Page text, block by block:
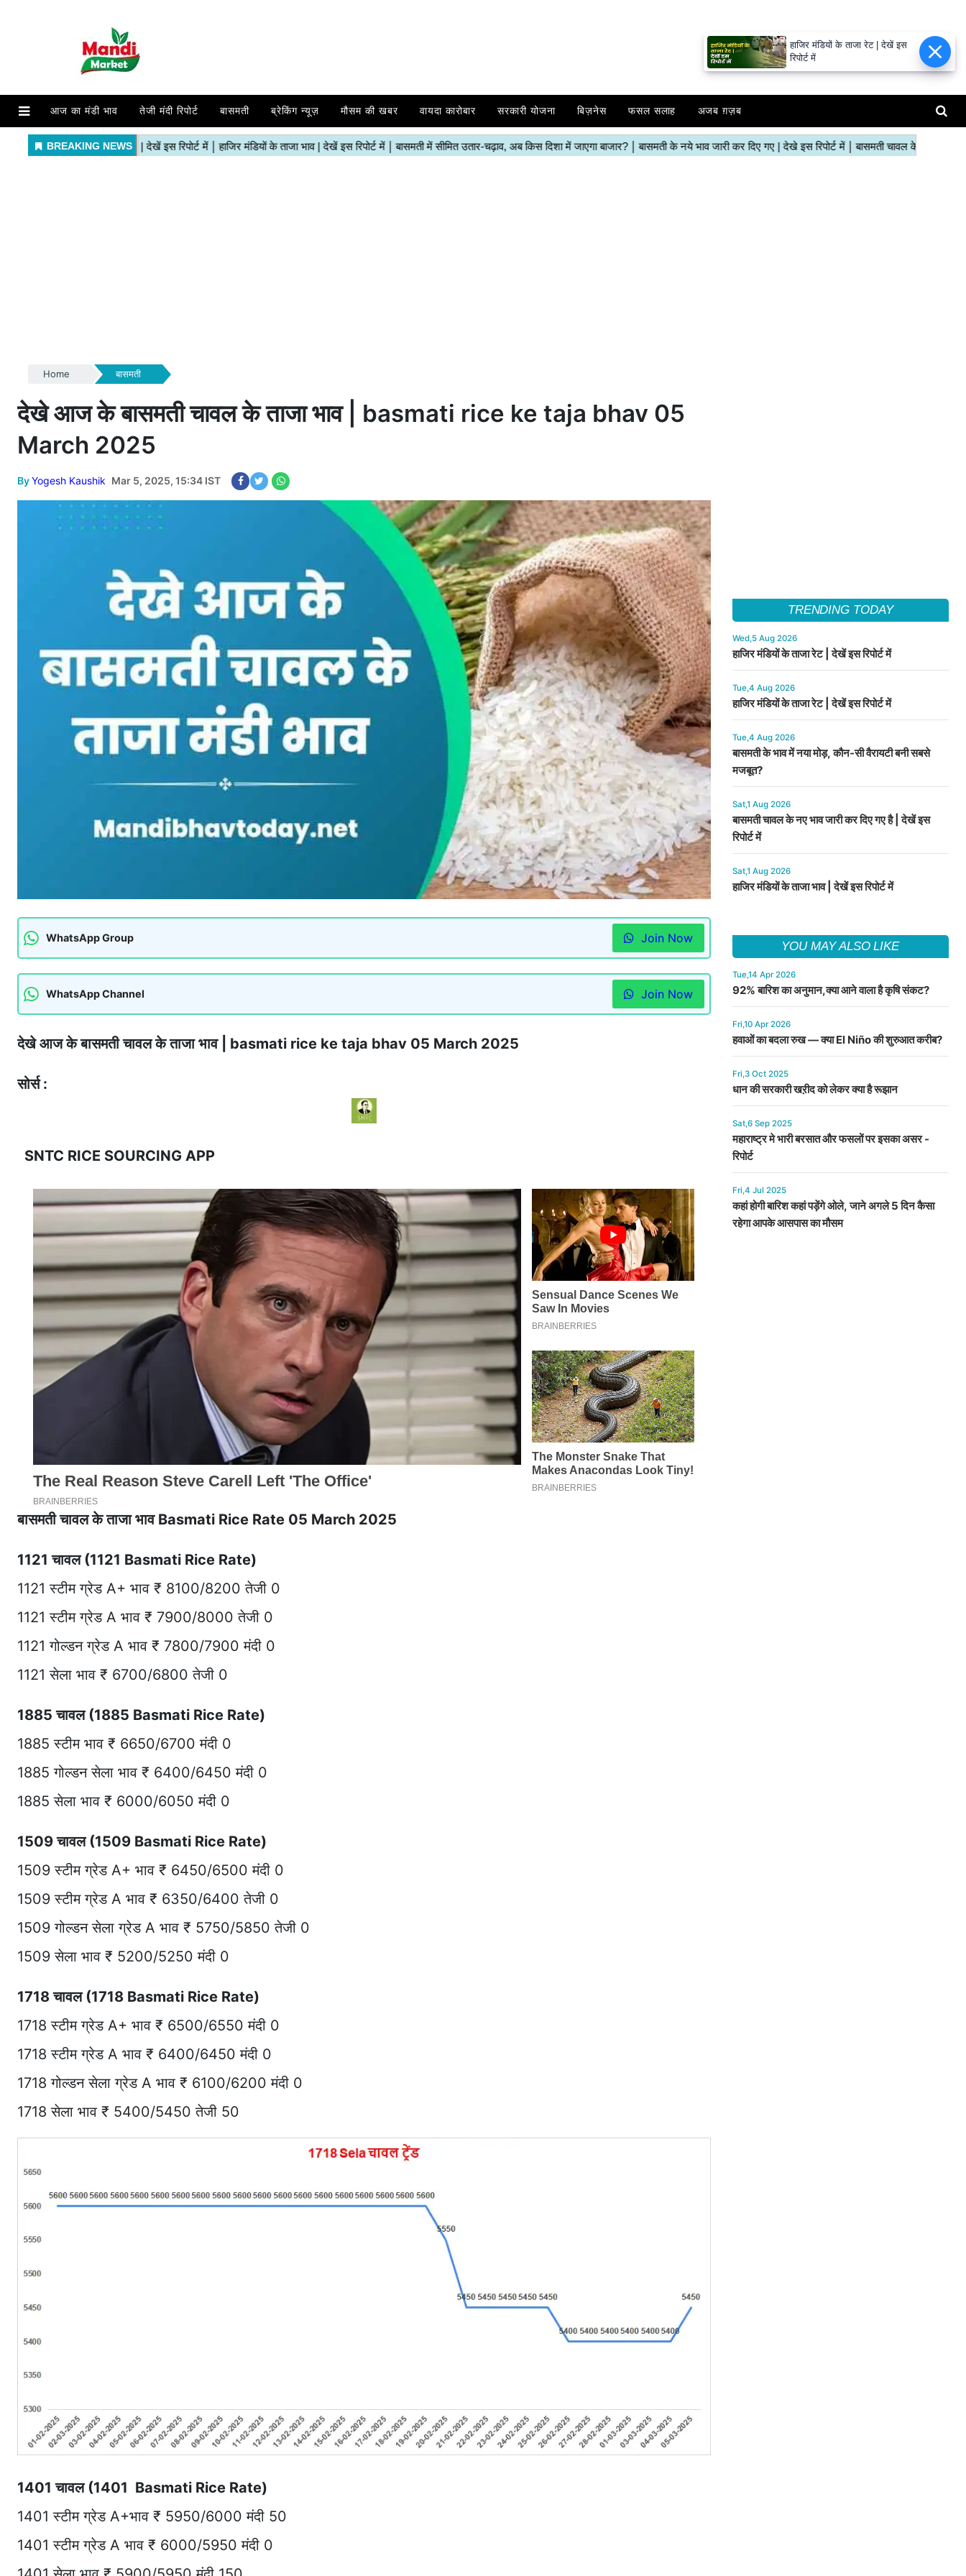
आज का मंडी भाव तेजी मंदी रिपोर्ट बासमती ब्रेकिंग न्यूज़ मौसम की खबर वायदा कारोबार सरकारी योजना बिज़नेस फसल सलाह अजब ग़ज़ब
Home बासमती
देखे आज के बासमती चावल के ताजा भाव | basmati rice ke taja bhav 05
March 2025
ByYogesh Kaushik Mar 5, 2025, 15:34 IST
WhatsApp Group Join Now
WhatsApp Channel Join Now
देखे आज के बासमती चावल के ताजा भाव | basmati rice ke taja bhav 05 March 2025
सोर्स :
SNTC RICE SOURCING APP
बासमती चावल के ताजा भाव Basmati Rice Rate 05 March 2025
1121 चावल (1121 Basmati Rice Rate)
1121 स्टीम ग्रेड A+ भाव ₹ 8100/8200 तेजी 0
1121 स्टीम ग्रेड A भाव ₹ 7900/8000 तेजी 0
1121 गोल्डन ग्रेड A भाव ₹ 7800/7900 मंदी 0
1121 सेला भाव ₹ 6700/6800 तेजी 0
1885 चावल (1885 Basmati Rice Rate)
1885 स्टीम भाव ₹ 6650/6700 मंदी 0
1885 गोल्डन सेला भाव ₹ 6400/6450 मंदी 0
1885 सेला भाव ₹ 6000/6050 मंदी 0
1509 चावल (1509 Basmati Rice Rate)
1509 स्टीम ग्रेड A+ भाव ₹ 6450/6500 मंदी 0
1509 स्टीम ग्रेड A भाव ₹ 6350/6400 तेजी 0
1509 गोल्डन सेला ग्रेड A भाव ₹ 5750/5850 तेजी 0
1509 सेला भाव ₹ 5200/5250 मंदी 0
1718 चावल (1718 Basmati Rice Rate)
1718 स्टीम ग्रेड A+ भाव ₹ 6500/6550 मंदी 0
1718 स्टीम ग्रेड A भाव ₹ 6400/6450 मंदी 0
1718 गोल्डन सेला ग्रेड A भाव ₹ 6100/6200 मंदी 0
1718 सेला भाव ₹ 5400/5450 तेजी 50
1401 चावल (1401 Basmati Rice Rate)
1401 स्टीम ग्रेड A+भाव ₹ 5950/6000 मंदी 50
1401 स्टीम ग्रेड A भाव ₹ 6000/5950 मंदी 0
TRENDING TODAY
Wed,5 Aug 2026
हाजिर मंडियों के ताजा रेट | देखें इस रिपोर्ट में
Tue,4 Aug 2026
हाजिर मंडियों के ताजा रेट | देखें इस रिपोर्ट में
Tue,4 Aug 2026
बासमती के भाव में नया मोड़, कौन-सी वैरायटी बनी सबसे
मजबूत?
Sat,1 Aug 2026
बासमती चावल के नए भाव जारी कर दिए गए है | देखें इस
रिपोर्ट में
Sat,1 Aug 2026
हाजिर मंडियों के ताजा भाव | देखें इस रिपोर्ट में
YOU MAY ALSO LIKE
Tue,14 Apr 2026
92% बारिश का अनुमान,क्या आने वाला है कृषि संकट?
Fri,10 Apr 2026
हवाओं का बदला रुख — क्या El Niño की शुरुआत करीब?
Fri,3 Oct 2025
धान की सरकारी खऱीद को लेकर क्या है रूझान
Sat,6 Sep 2025
महाराष्ट्र मे भारी बरसात और फसलों पर इसका असर -
रिपोर्ट
Fri,4 Jul 2025
कहां होगी बारिश कहां पड़ेंगे ओले, जाने अगले 5 दिन कैसा
रहेगा आपके आसपास का मौसम
हाजिर मंडियों के ताजा रेट | देखें इस
रिपोर्ट में